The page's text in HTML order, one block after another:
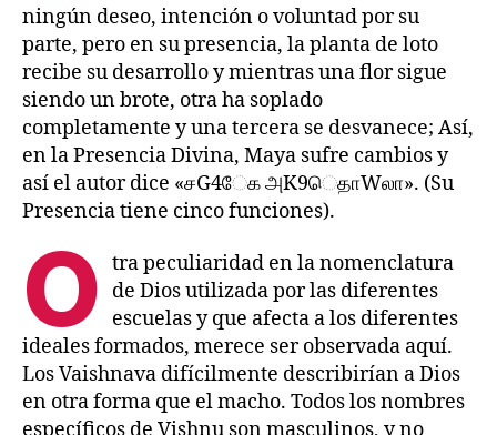
ningún deseo, intención o voluntad por su
parte, pero en su presencia, la planta de loto
recibe su desarrollo y mientras una flor sigue
siendo un brote, otra ha soplado
completamente y una tercera se desvanece; Así,
en la Presencia Divina, Maya sufre cambios y
así el autor dice «சG4ேக அK9ெதாWலா». (Su
Presencia tiene cinco funciones).
O tra peculiaridad en la nomenclatura
de Dios utilizada por las diferentes
escuelas y que afecta a los diferentes
ideales formados, merece ser observada aquí.
Los Vaishnava difícilmente describirían a Dios
en otra forma que el macho. Todos los nombres